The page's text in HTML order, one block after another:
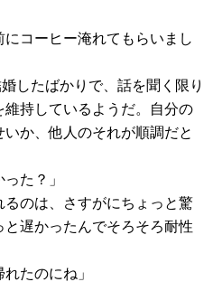
コーヒー淹れてもらいまし
したばかりで、話を聞く限り
持しているようだ。自分の
か、他人のそれが順調だと
た？」
のは、さすがにちょっと驚
遅かったんでそろそろ耐性
たのにね」